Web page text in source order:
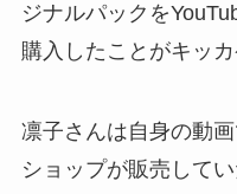
ジナルパックを
購入したことがキッカ
凛子さんは自身の動
ショップが販売して